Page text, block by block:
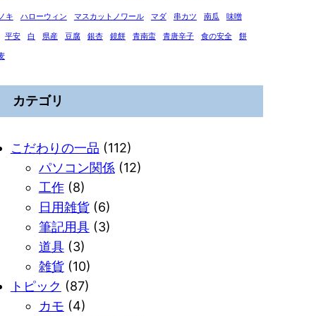
キ ハローウィン マスカットノワール マダ 串カツ 南瓜 味噌
平安 白 県産 豆腐 銀杏 鏡餅 青南蛮 青唐辛子 食の安全 餅
カテゴリ
こだわりの一品 (112)
パソコン関係 (12)
工作(8)
日用雑貨(6)
筆記用具(3)
道具(3)
雑貨(10)
トピック (87)
カモ (4)